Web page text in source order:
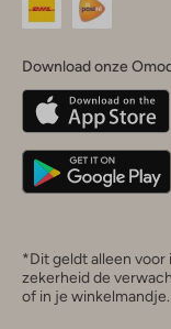
Nederland
Belgique
Download onze
*Dit geldt alleen voor
zekerheid de
of in je winkelmandje.